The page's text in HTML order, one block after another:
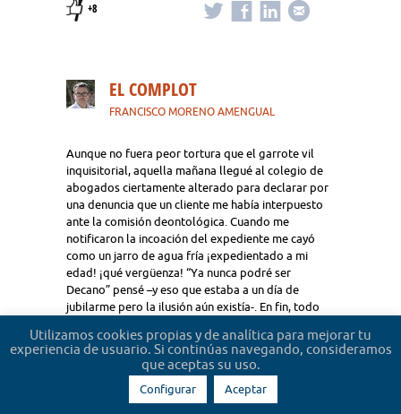
+8
EL COMPLOT
FRANCISCO MORENO AMENGUAL
Aunque no fuera peor tortura que el garrote vil
inquisitorial, aquella mañana llegué al colegio de
abogados ciertamente alterado para declarar por
una denuncia que un cliente me había interpuesto
ante la comisión deontológica. Cuando me
notificaron la incoación del expediente me cayó
como un jarro de agua fría ¡expedientado a mi
edad! ¡qué vergüenza! “Ya nunca podré ser
Decano” pensé –y eso que estaba a un día de
jubilarme pero la ilusión aún existía-. En fin, todo
responsabilidades. Al llegar al despacho del oficial
mayor, que hacía las veces de instructor, reparé en
que de camino hacia él, todo el mundo me miraba,
pero no a la cara, sino a toro pasado. Cuando abrí
Utilizamos cookies propias y de analítica para mejorar tu
experiencia de usuario. Si continúas navegando, consideramos
que aceptas su uso.
Configurar Aceptar